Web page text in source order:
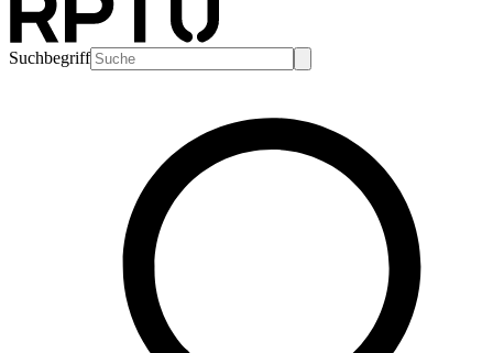
Suchbegriff